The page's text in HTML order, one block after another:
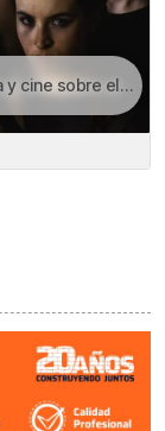
y cine sobre el escenario para invitar a la reflexión